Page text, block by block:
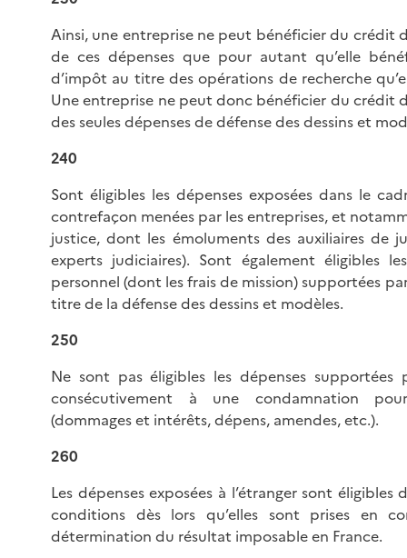
Ainsi, une entreprise ne peut bénéficier du crédit
de ces dépenses que pour autant qu’elle
d’impôt au titre des opérations de recherche
Une entreprise ne peut donc bénéficier du crédit
des seules dépenses de défense des dessins et
240
Sont éligibles les dépenses exposées dans le
contrefaçon menées par les entreprises, et
justice, dont les émoluments des auxiliaires de
experts judiciaires). Sont également éligibles
personnel (dont les frais de mission) supportées
titre de la défense des dessins et modèles.
250
Ne sont pas éligibles les dépenses supportées
consécutivement à une condamnation
(dommages et intérêts, dépens, amendes, etc.).
260
Les dépenses exposées à l’étranger sont éligibles
conditions dès lors qu’elles sont prises en
détermination du résultat imposable en France.